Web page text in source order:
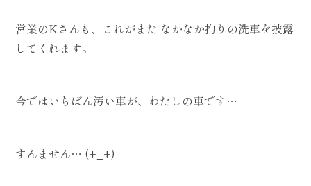
営業のKさんも、これがまた なかなか拘りの洗車を披露
してくれます。
今ではいちばん汚い車が、わたしの車です…
すんません… (+_+)